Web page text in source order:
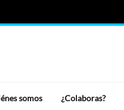
somos ¿Colaboras?